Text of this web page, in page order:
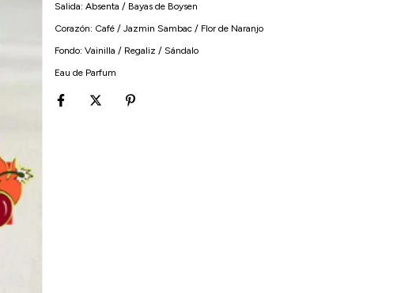
Salida: Absenta / Bayas de Boysen
Corazón: Café / Jazmin Sambac / Flor de Naranjo
Fondo: Vainilla / Regaliz / Sándalo
Eau de Parfum